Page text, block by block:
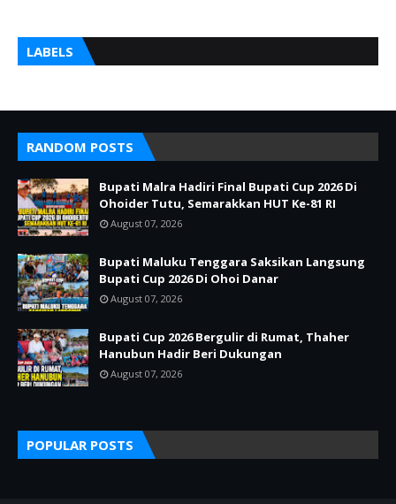
LABELS
RANDOM POSTS
Bupati Malra Hadiri Final Bupati Cup 2026 Di
Ohoider Tutu, Semarakkan HUT Ke-81 RI
August 07, 2026
Bupati Maluku Tenggara Saksikan Langsung
Bupati Cup 2026 Di Ohoi Danar
August 07, 2026
Bupati Cup 2026 Bergulir di Rumat, Thaher
Hanubun Hadir Beri Dukungan
August 07, 2026
POPULAR POSTS